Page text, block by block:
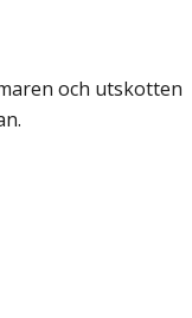
och utskotten